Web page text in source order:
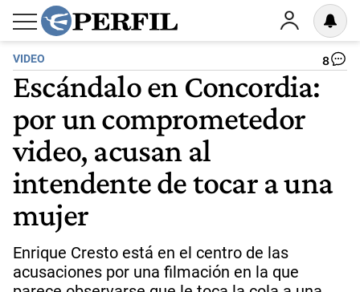
VIDEO 8
Escándalo en Concordia:
por un comprometedor
video, acusan al
intendente de tocar a una
mujer
Enrique Cresto está en el centro de las
acusaciones por una filmación en la que